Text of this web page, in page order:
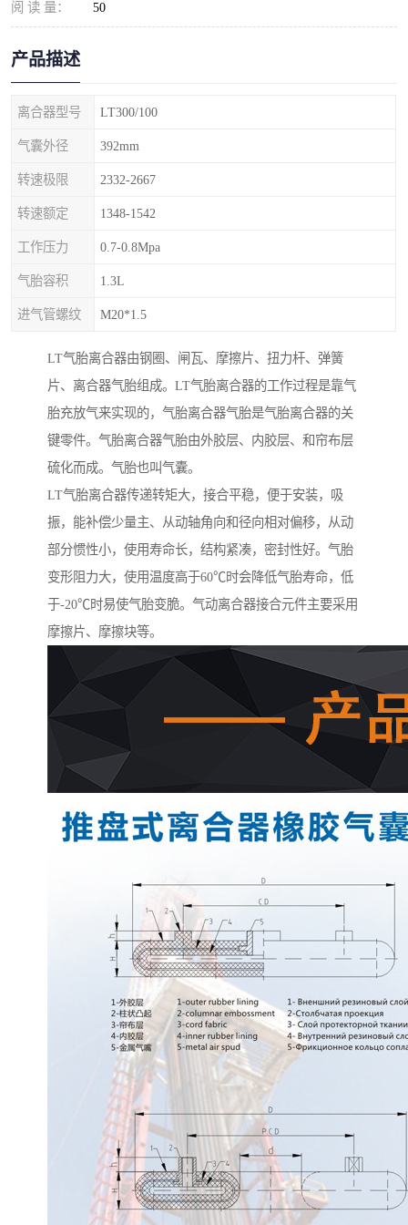
阅 读 量： 50
产品描述
离合器型号 LT300/100
气囊外径 392mm
转速极限 2332-2667
转速额定 1348-1542
工作压力 0.7-0.8Mpa
气胎容积 1.3L
进气管螺纹 M20*1.5
LT气胎离合器由钢圈、闸瓦、摩擦片、扭力杆、弹簧
片、离合器气胎组成。LT气胎离合器的工作过程是靠气
胎充放气来实现的，气胎离合器气胎是气胎离合器的关
键零件。气胎离合器气胎由外胶层、内胶层、和帘布层
硫化而成。气胎也叫气囊。
LT气胎离合器传递转矩大，接合平稳，便于安装，吸
振，能补偿少量主、从动轴角向和径向相对偏移，从动
部分惯性小，使用寿命长，结构紧凑，密封性好。气胎
变形阻力大，使用温度高于60℃时会降低气胎寿命，低
于-20℃时易使气胎变脆。气动离合器接合元件主要采用
摩擦片、摩擦块等。